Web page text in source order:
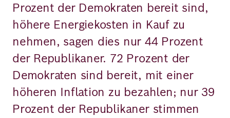
Prozent der Demokraten bereit sind,
höhere Energiekosten in Kauf zu
nehmen, sagen dies nur 44 Prozent
der Republikaner. 72 Prozent der
Demokraten sind bereit, mit einer
höheren Inflation zu bezahlen; nur 39
Prozent der Republikaner stimmen